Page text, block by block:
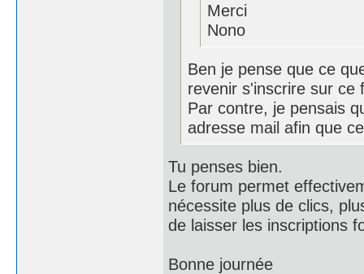
Merci
Nono
Ben je pense que ce
revenir s'inscrire sur ce
Par contre, je pensais
adresse mail afin que
Tu penses bien.
Le forum permet
nécessite plus de clics,
de laisser les inscriptions
Bonne journée